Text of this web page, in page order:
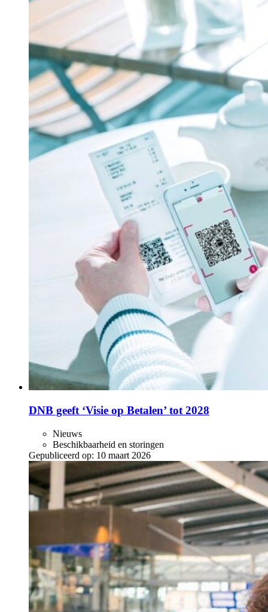
DNB geeft ‘Visie op Betalen’ tot 2028
Nieuws
Beschikbaarheid en storingen
Gepubliceerd op: 10 maart 2026